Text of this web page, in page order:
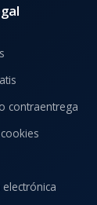
contraentrega